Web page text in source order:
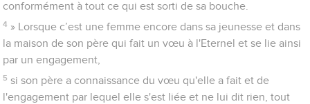
conformément à tout ce qui est sorti de sa bouche.
4 » Lorsque c’est une femme encore dans sa jeunesse et dans
la maison de son père qui fait un vœu à l'Eternel et se lie ainsi
par un engagement,
5 si son père a connaissance du vœu qu'elle a fait et de
l'engagement par lequel elle s'est liée et ne lui dit rien, tout